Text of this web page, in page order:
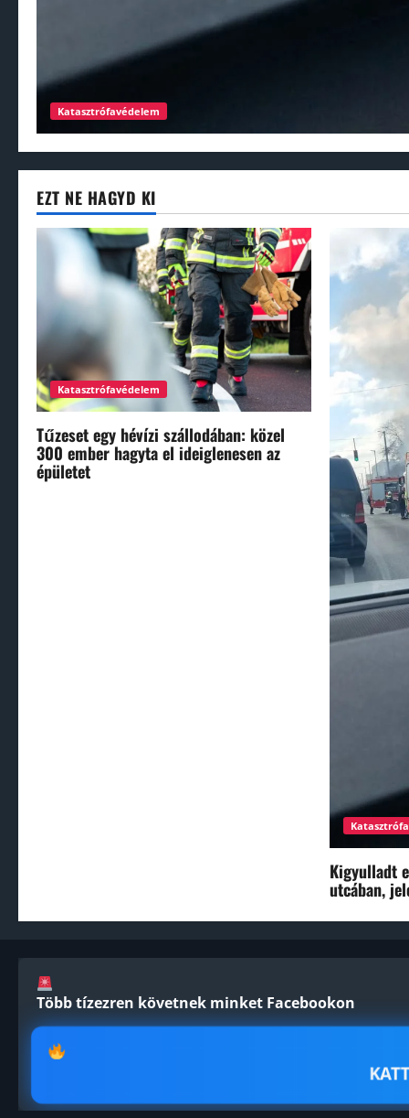
Katasztrófavédelem
EZT NE HAGYD KI
Katasztrófavédelem
Tűzeset egy hévízi szállodában: közel
300 ember hagyta el ideiglenesen az
épületet
Kigyulladt
utcában,
Több tízezren követnek minket Facebookon